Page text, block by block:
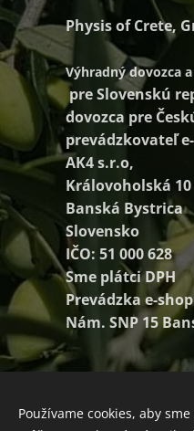
Physis of Crete,
Výhradný dovozca
pre Slovenskú
dovozca pre
prevádzkovateľ
AK4 s.r.o,
Královoholská 10
Banská Bystrica
Slovensko
IČO: 51 000 628
Sme plátci DPH
Prevádzka e-
Nám. SNP 15
Používame cookies, aby